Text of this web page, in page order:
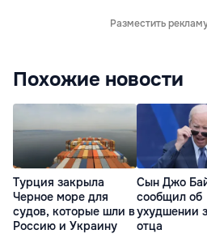
Разместить
Похожие новости
Турция закрыла
Черное море для
судов, которые шли в
Россию и Украину
Сын Джо
сообщил об
ухудшении
отца